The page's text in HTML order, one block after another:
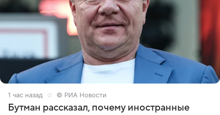
1 час назад © РИА Новости
Бутман рассказал, почему иностранные